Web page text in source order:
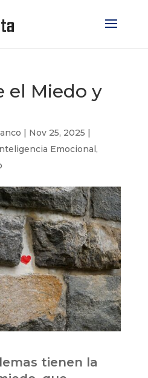
el Miedo y
| Nov 25, 2025 |
Emocional,
tienen la